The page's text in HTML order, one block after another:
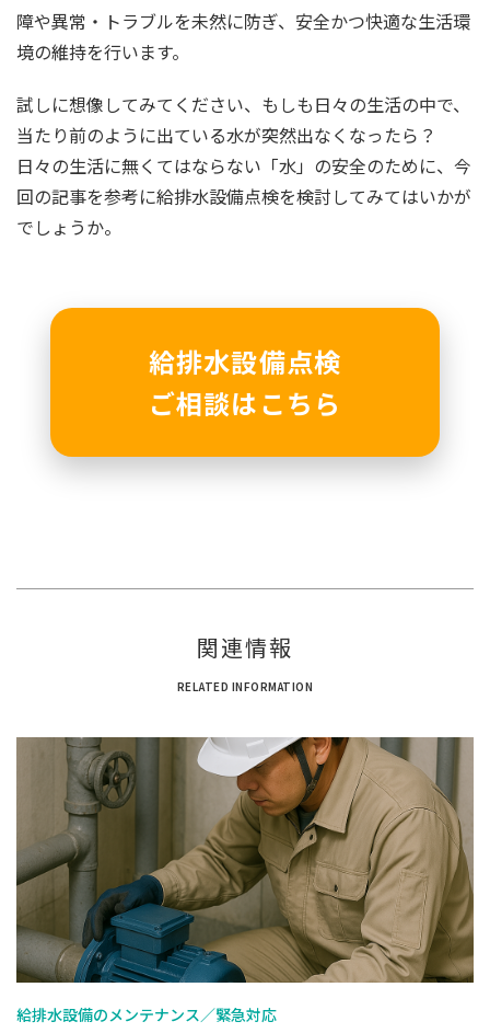
障や異常・トラブルを未然に防ぎ、安全かつ快適な生活環
境の維持を行います。
試しに想像してみてください、もしも日々の生活の中で、
当たり前のように出ている水が突然出なくなったら？
日々の生活に無くてはならない「水」の安全のために、今
回の記事を参考に給排水設備点検を検討してみてはいかが
でしょうか。
給排水設備点検
ご相談はこちら
関連情報
RELATED INFORMATION
給排水設備のメンテナンス／緊急対応